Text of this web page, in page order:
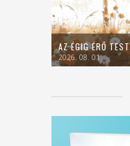
AZ ÉGIG ÉRŐ
2026. 08. 01.